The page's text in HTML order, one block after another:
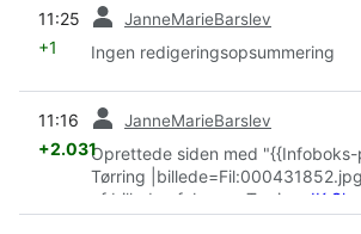
11:25 JanneMarieBarslev
+1 Ingen redigeringsopsummering
11:16 JanneMarieBarslev
+2.031Oprettede siden med
Tørring
af billede af Jesper Tørring, IK
taget i forbindelse med at Jesper